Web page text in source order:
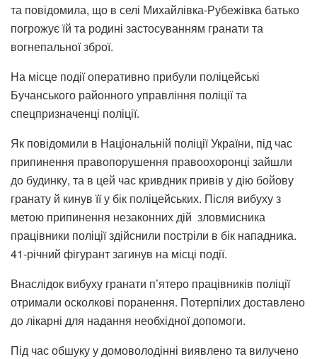
та повідомила, що в селі Михайлівка-Рубежівка батько
погрожує їй та родині застосуванням гранати та
вогнепальної зброї.
На місце події оперативно прибули поліцейські
Бучанського районного управління поліції та
спецпризначенці поліції.
Як повідомили в Національній поліції України, під час
припинення правопорушення правоохоронці зайшли
до будинку, та в цей час кривдник привів у дію бойову
гранату й кинув її у бік поліцейських. Після вибуху з
метою припинення незаконних дій зловмисника
працівники поліції здійснили постріли в бік нападника.
41-річний фігурант загинув на місці події.
Внаслідок вибуху гранати п’ятеро працівників поліції
отримали осколкові поранення. Потерпілих доставлено
до лікарні для надання необхідної допомоги.
Під час обшуку у домоволодінні виявлено та вилучено